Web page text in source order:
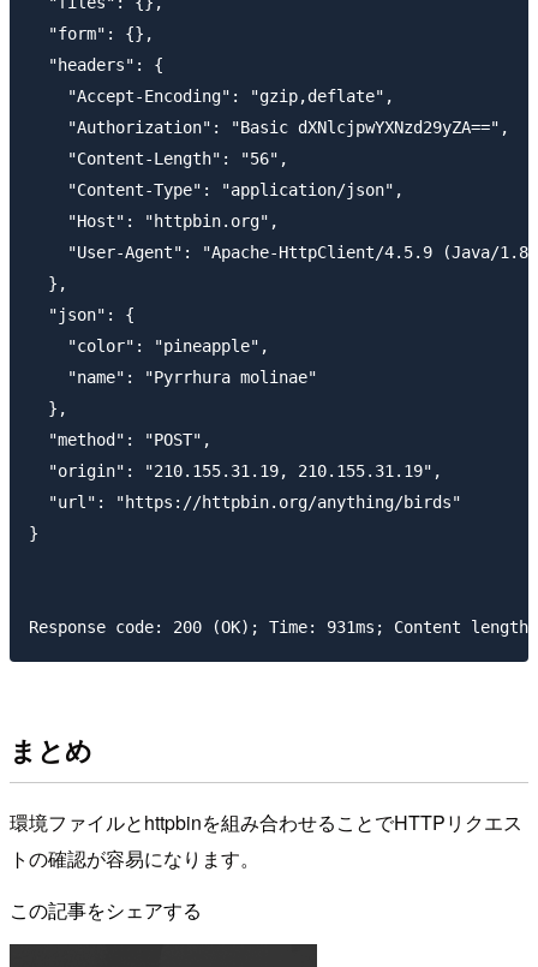
  "form": {},
  "headers": {
    "Accept-Encoding": "gzip,deflate",
    "Authorization": "Basic dXNlcjpwYXNzd29yZA==",
    "Content-Length": "56",
    "Content-Type": "application/json",
    "Host": "httpbin.org",
"User-Agent": "Apache-HttpClient/4.5.9 (Java/
  },
  "json": {
    "color": "pineapple",
    "name": "Pyrrhura molinae"
  },
  "method": "POST",
  "origin": "210.155.31.19, 210.155.31.19",
  "url": "https://httpbin.org/anything/birds"
}
まとめ
環境ファイルとhttpbinを組み合わせることでHTTPリクエス
トの確認が容易になります。
この記事をシェアする